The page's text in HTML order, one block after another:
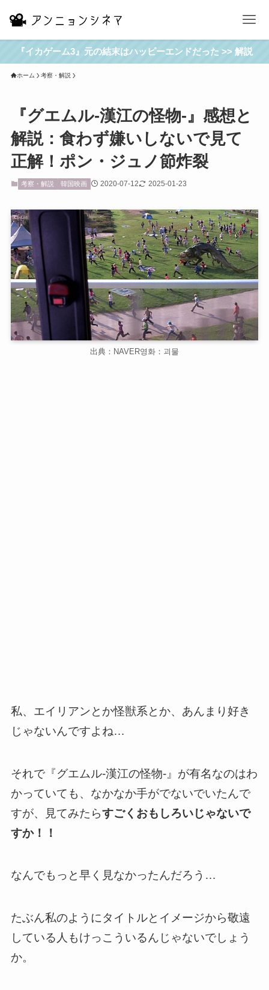
『イカゲーム3』元の結末はハッピーエンドだった >> 解説
ホーム 考察・解説
『グエムル-漢江の怪物-』感想と
解説：食わず嫌いしないで見て
正解！ポン・ジュノ節炸裂
考察・解説 韓国映画 2020-07-12 2025-01-23
出典：NAVER영화：괴물
私、エイリアンとか怪獣系とか、あんまり好き
じゃないんですよね…
それで『グエムル-漢江の怪物-』が有名なのはわ
かっていても、なかなか手がでないでいたんで
すが、見てみたらすごくおもしろいじゃないで
すか！！
なんでもっと早く見なかったんだろう…
たぶん私のようにタイトルとイメージから敬遠
している人もけっこういるんじゃないでしょう
か。